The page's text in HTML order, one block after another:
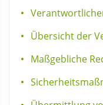
Übersicht der
Maßgebliche